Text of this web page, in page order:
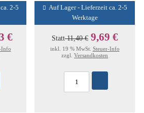
2-5
€
Info
Auf Lager - Lieferzeit ca. 2-5
Werktage
Statt11,40 € 9,69 €
inkl. 19 % MwSt. Steuer-Info
zzgl. Versandkosten